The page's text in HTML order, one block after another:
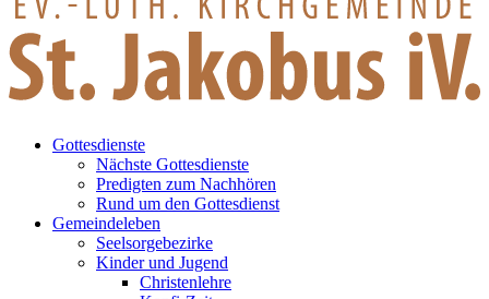
Gottesdienste
Nächste Gottesdienste
Predigten zum Nachhören
Rund um den Gottesdienst
Gemeindeleben
Seelsorgebezirke
Kinder und Jugend
Christenlehre